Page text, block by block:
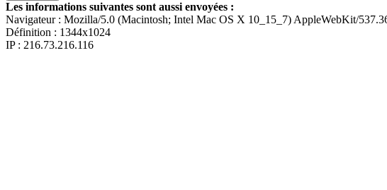
Les informations suivantes sont aussi envoyées :
Navigateur : Mozilla/5.0 (Macintosh; Intel Mac OS X 10_15_7) AppleWebKit/
Définition : 1344x1024
IP : 216.73.216.116